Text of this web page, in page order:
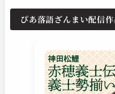
ぴあ落語ざんまい配信作